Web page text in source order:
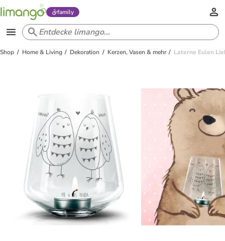
family
Shop Home & Living Dekoration Kerzen, Vasen & mehr Laterne Eulen